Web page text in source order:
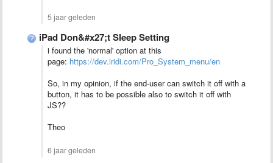
5 jaar geleden
iPad Don&#x27;t Sleep Setting
i found the 'normal' option at this
page: https://dev.iridi.com/Pro_System_menu/en
So, in my opinion, if the end-user can switch it off with a
button, it has to be possible also to switch it off with
JS??
Theo
6 jaar geleden